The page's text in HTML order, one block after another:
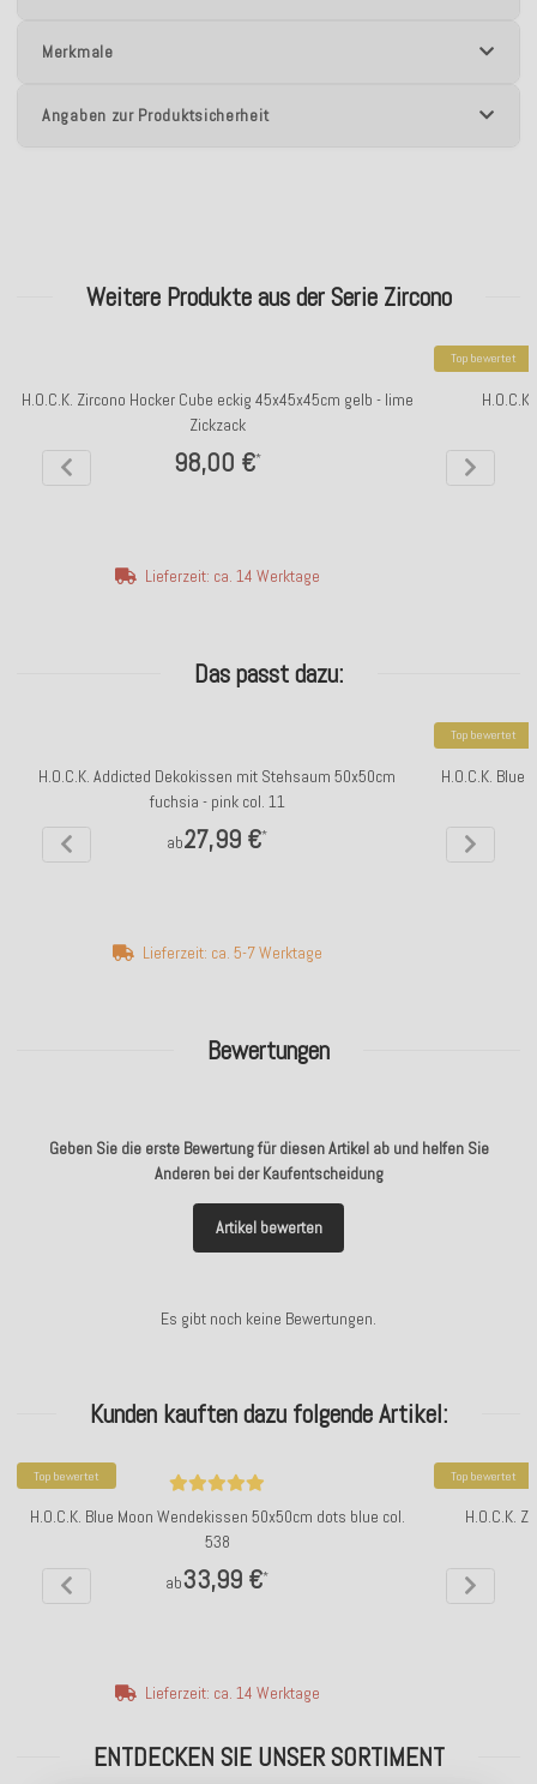
Merkmale
Angaben zur Produktsicherheit
Bewertungen
Geben Sie die erste Bewertung für diesen Artikel ab und helfen Sie
Anderen bei der Kaufentscheidung
Artikel bewerten
Es gibt noch keine Bewertungen.
Weitere Produkte aus der Serie Zircono
H.O.C.K. Zircono Hocker Cube eckig 45x45x45cm gelb - lime
Zickzack
98,00 €*
Lieferzeit: ca. 14 Werktage
Top bewertet
Das passt dazu:
H.O.C.K. Addicted Dekokissen mit Stehsaum 50x50cm
fuchsia - pink col. 11
ab27,99 €*
Lieferzeit: ca. 5-7 Werktage
Top bewertet
H.O.C.K.
Kunden kauften dazu folgende Artikel:
Top bewertet
H.O.C.K. Blue Moon Wendekissen 50x50cm dots blue col.
538
ab33,99 €*
Lieferzeit: ca. 14 Werktage
Top bewertet
H.O.C.K.
ENTDECKEN SIE UNSER SORTIMENT